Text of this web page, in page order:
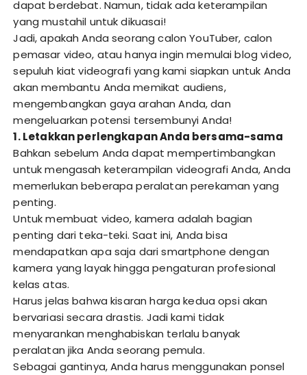
dapat berdebat. Namun, tidak ada keterampilan
yang mustahil untuk dikuasai!
Jadi, apakah Anda seorang calon YouTuber, calon
pemasar video, atau hanya ingin memulai blog video,
sepuluh kiat videografi yang kami siapkan untuk Anda
akan membantu Anda memikat audiens,
mengembangkan gaya arahan Anda, dan
mengeluarkan potensi tersembunyi Anda!
1. Letakkan perlengkapan Anda bersama-sama
Bahkan sebelum Anda dapat mempertimbangkan
untuk mengasah keterampilan videografi Anda, Anda
memerlukan beberapa peralatan perekaman yang
penting.
Untuk membuat video, kamera adalah bagian
penting dari teka-teki. Saat ini, Anda bisa
mendapatkan apa saja dari smartphone dengan
kamera yang layak hingga pengaturan profesional
kelas atas.
Harus jelas bahwa kisaran harga kedua opsi akan
bervariasi secara drastis. Jadi kami tidak
menyarankan menghabiskan terlalu banyak
peralatan jika Anda seorang pemula.
Sebagai gantinya, Anda harus menggunakan ponsel